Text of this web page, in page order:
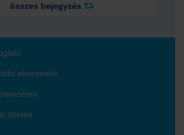
összes bejegyzés
elemzések
ötletek